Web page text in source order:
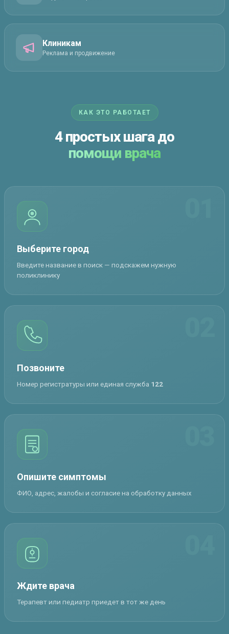
Клиникам
Реклама и продвижение
КАК ЭТО РАБОТАЕТ
4 простых шага до
помощи врача
Выберите город
Введите название в поиск — подскажем нужную
поликлинику
Позвоните
Номер регистратуры или единая служба 122
Опишите симптомы
ФИО, адрес, жалобы и согласие на обработку данных
Ждите врача
Терапевт или педиатр приедет в тот же день